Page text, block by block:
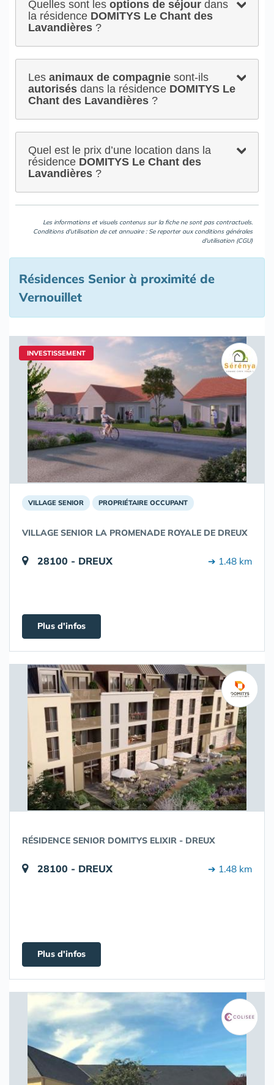
Quelles sont les options de séjour dans
la résidence DOMITYS Le Chant des
Lavandières ?
Les animaux de compagnie sont-ils
autorisés dans la résidence DOMITYS Le
Chant des Lavandières ?
Quel est le prix d’une location dans la
résidence DOMITYS Le Chant des
Lavandières ?
Les informations et visuels contenus sur la fiche ne sont pas contractuels.
Conditions d'utilisation de cet annuaire : Se reporter aux conditions générales
d'utilisation (CGU)
Résidences Senior à proximité de
Vernouillet
INVESTISSEMENT
VILLAGE SENIOR PROPRIÉTAIRE OCCUPANT
VILLAGE SENIOR LA PROMENADE ROYALE DE DREUX
28100 - DREUX ➔ 1.48 km
Plus d'infos
RÉSIDENCE SENIOR DOMITYS ELIXIR - DREUX
28100 - DREUX ➔ 1.48 km
Plus d'infos